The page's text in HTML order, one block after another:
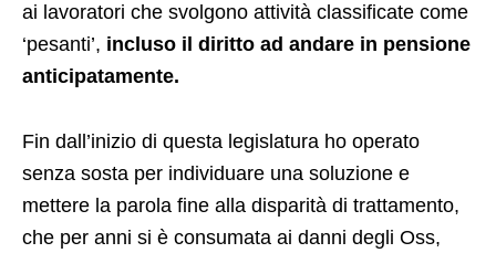
ai lavoratori che svolgono attività classificate come
‘pesanti’, incluso il diritto ad andare in pensione
anticipatamente.
Fin dall’inizio di questa legislatura ho operato
senza sosta per individuare una soluzione e
mettere la parola fine alla disparità di trattamento,
che per anni si è consumata ai danni degli Oss,